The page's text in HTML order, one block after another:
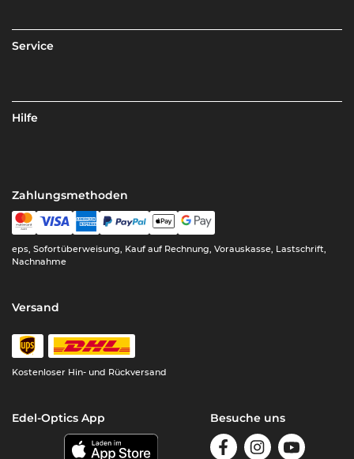
Service
Hilfe
Zahlungsmethoden
eps, Sofortüberweisung, Kauf auf Rechnung, Vorauskasse, Lastschrift,
Nachnahme
Versand
Kostenloser Hin- und Rückversand
Edel-Optics App Besuche uns